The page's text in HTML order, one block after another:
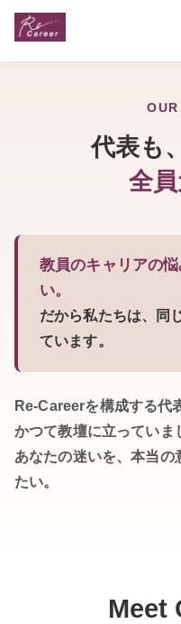
代表も
全員
教員のキャリアの
い。
だから私たちは、同
ています。
Re-Careerを構成する代
かつて教壇に立っていま
あなたの迷いを、本当の
たい。
Meet